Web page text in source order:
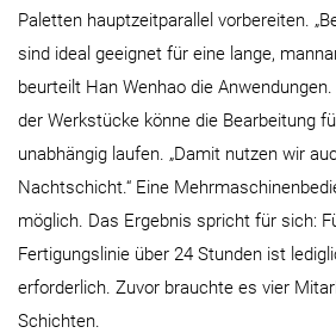
Paletten hauptzeitparallel vorbereiten.
sind ideal geeignet für eine lange,
beurteilt Han Wenhao die
der Werkstücke könne die Bearbeitung
unabhängig laufen. „Damit nutzen wir
Nachtschicht.“ Eine
möglich. Das Ergebnis spricht für sich:
Fertigungslinie über 24 Stunden ist
erforderlich. Zuvor brauchte es vier
Schichten.